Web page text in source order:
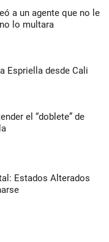
a un agente que no le
lo multara
Espriella desde Cali
el “doblete” de
Estados Alterados